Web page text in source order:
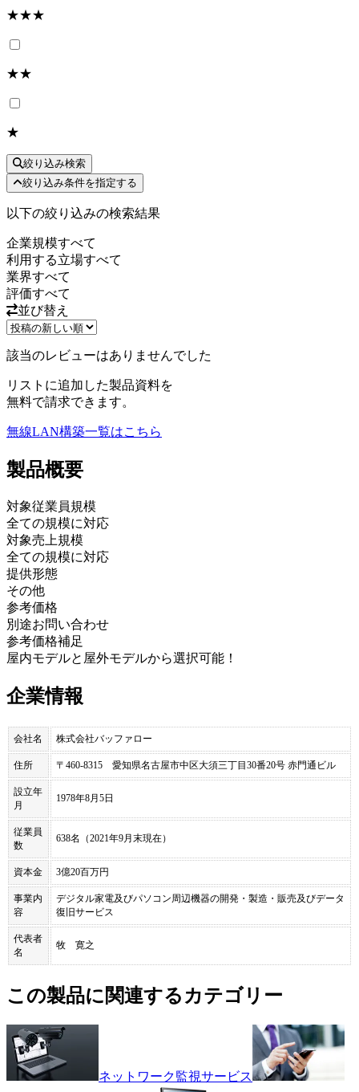
★★★
★★
★
絞り込み検索
絞り込み条件を指定する
以下の絞り込みの検索結果
企業規模すべて
利用する立場すべて
業界すべて
評価すべて
並び替え
該当のレビューはありませんでした
リストに追加した製品資料を
無料で請求できます。
無線LAN構築一覧はこちら
製品概要
対象従業員規模
全ての規模に対応
対象売上規模
全ての規模に対応
提供形態
その他
参考価格
別途お問い合わせ
参考価格補足
屋内モデルと屋外モデルから選択可能！
企業情報
会社名 株式会社バッファロー
住所 〒460-8315 愛知県名古屋市中区大須三丁目30番20号 赤門通ビル
設立年
月
1978年8月5日
従業員
数
638名（2021年9月末現在）
資本金 3億20百万円
事業内
容
デジタル家電及びパソコン周辺機器の開発・製造・販売及びデータ
復旧サービス
代表者
名
牧 寛之
この製品に関連するカテゴリー
ネットワーク監視サービス